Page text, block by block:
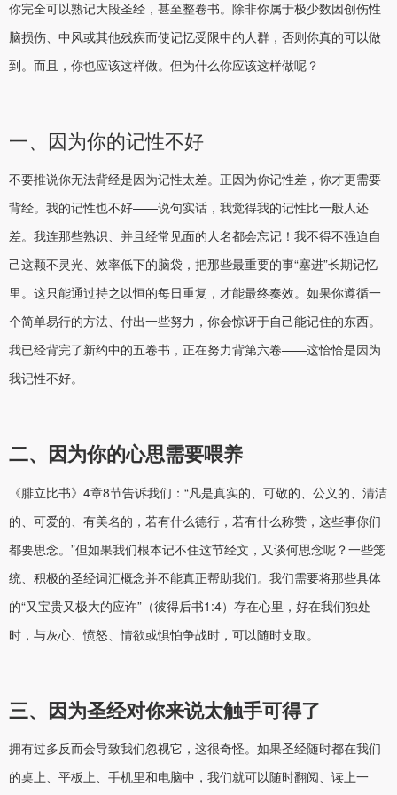
你完全可以熟记大段圣经，甚至整卷书。除非你属于极少数因创伤性
脑损伤、中风或其他残疾而使记忆受限中的人群，否则你真的可以做
到。而且，你也应该这样做。但为什么你应该这样做呢？
一、因为你的记性不好
不要推说你无法背经是因为记性太差。正因为你记性差，你才更需要
背经。我的记性也不好——说句实话，我觉得我的记性比一般人还
差。我连那些熟识、并且经常见面的人名都会忘记！我不得不强迫自
己这颗不灵光、效率低下的脑袋，把那些最重要的事“塞进”长期记忆
里。这只能通过持之以恒的每日重复，才能最终奏效。如果你遵循一
个简单易行的方法、付出一些努力，你会惊讶于自己能记住的东西。
我已经背完了新约中的五卷书，正在努力背第六卷——这恰恰是因为
我记性不好。
二、因为你的心思需要喂养
《腓立比书》4章8节告诉我们：“凡是真实的、可敬的、公义的、清洁
的、可爱的、有美名的，若有什么德行，若有什么称赞，这些事你们
都要思念。”但如果我们根本记不住这节经文，又谈何思念呢？一些笼
统、积极的圣经词汇概念并不能真正帮助我们。我们需要将那些具体
的“又宝贵又极大的应许”（彼得后书1:4）存在心里，好在我们独处
时，与灰心、愤怒、情欲或惧怕争战时，可以随时支取。
三、因为圣经对你来说太触手可得了
拥有过多反而会导致我们忽视它，这很奇怪。如果圣经随时都在我们
的桌上、平板上、手机里和电脑中，我们就可以随时翻阅、读上一